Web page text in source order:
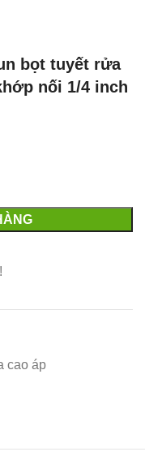
bọt tuyết rửa
nối 1/4 inch
cao áp